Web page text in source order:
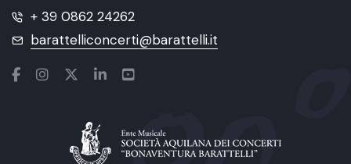
+ 39 0862 24262
barattelliconcerti@barattelli.it